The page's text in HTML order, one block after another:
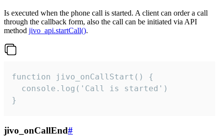
Is executed when the phone call is started. A client can order a call
through the callback form, also the call can be initiated via API
method jivo_api.startCall().
function jivo_onCallStart() {
  console.log('Call is started')
}
jivo_onCallEnd#